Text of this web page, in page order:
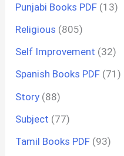
Punjabi Books PDF (13)
Religious (805)
Self Improvement (32)
Spanish Books PDF (71)
Story (88)
Subject (77)
Tamil Books PDF (93)